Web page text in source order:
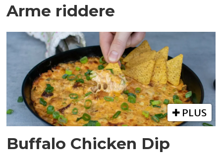
Arme riddere
PLUS
Buffalo Chicken Dip